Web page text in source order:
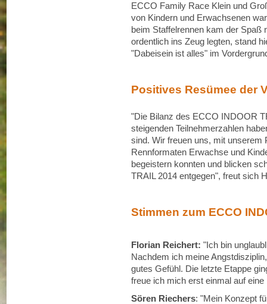
ECCO Family Race Klein und
von Kindern und Erwachsenen
beim Staffelrennen kam der
ordentlich ins Zeug legten, stand
"Dabeisein ist alles" im
Positives Resümee der
"Die Bilanz des ECCO INDOOR
steigenden Teilnehmerzahlen
sind. Wir freuen uns, mit unserem
Rennformaten Erwachse und
begeistern konnten und blicken
TRAIL 2014 entgegen", freut sich
Stimmen zum ECCO
Florian Reichert: "Ich bin
Nachdem ich meine
gutes Gefühl. Die letzte Etappe
freue ich mich erst einmal auf
Sören Riechers: "Mein Konzept